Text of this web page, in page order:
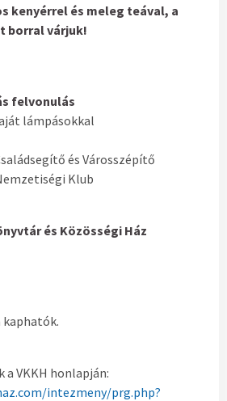
kenyérrel és meleg teával, a
várjuk!
felvonulás
lámpásokkal
és Városszépítő
Klub
és Közösségi Ház
VKKH honlapján:
intezmeny/prg.php?